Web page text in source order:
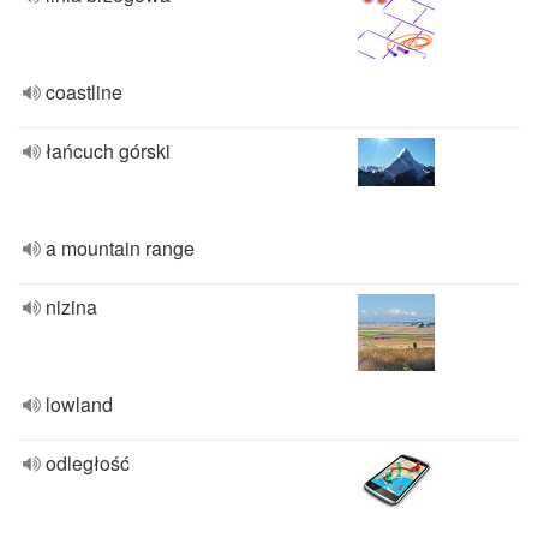
coastline
łańcuch górski
a mountain range
nizina
lowland
odległość